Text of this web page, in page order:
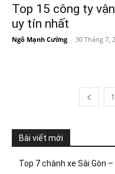
Top 15 công ty
uy tín nhất
Ngô Mạnh Cường - 30 Tháng 7,
Bài viết mới
Top 7 chành xe Sài Gòn